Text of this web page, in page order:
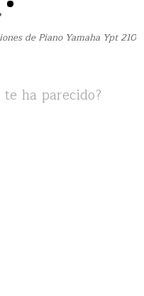
de Piano Yamaha Ypt 210
te ha parecido?